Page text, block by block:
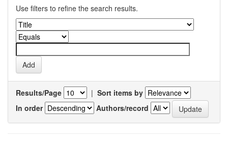
Use filters to refine the search results.
Results/Page | Sort items by
In order
Authors/record